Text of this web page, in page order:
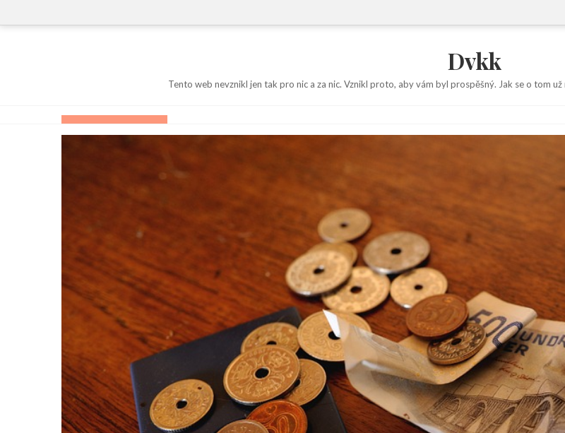
to
Dvkk
Tento web nevznikl jen tak pro nic a za nic. Vznikl proto, aby vám byl prospěšný. Jak se o tom